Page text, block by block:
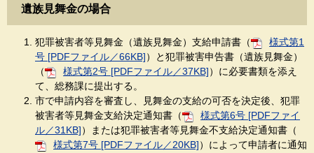
遺族見舞金の場合
犯罪被害者等見舞金（遺族見舞金）支給申請書（
様式第1
号 [PDFファイル／66KB]）と犯罪被害申告書（遺族見舞金）
（
様式第2号 [PDFファイル／37KB]）に必要書類を添え
て、総務課に提出する。
市で申請内容を審査し、見舞金の支給の可否を決定後、犯罪
被害者等見舞金支給決定通知書（
様式第6号 [PDFファイ
ル／31KB]）または犯罪被害者等見舞金不支給決定通知書（
様式第7号 [PDFファイル／20KB]）によって申請者に通知